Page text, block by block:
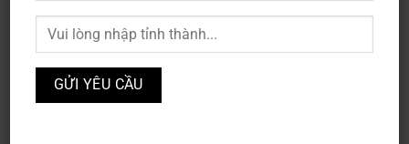
Danh mục:BMW,Ô TÔ